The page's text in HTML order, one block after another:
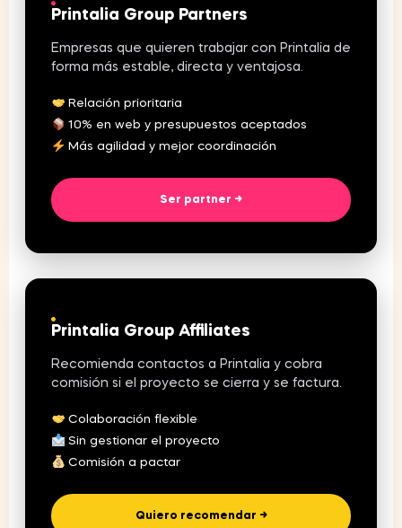
Printalia Group Partners
Empresas que quieren trabajar con Printalia de
forma más estable, directa y ventajosa.
Relación prioritaria
10% en web y presupuestos aceptados
Más agilidad y mejor coordinación
Ser partner →
Printalia Group Affiliates
Recomienda contactos a Printalia y cobra
comisión si el proyecto se cierra y se factura.
Colaboración flexible
Sin gestionar el proyecto
Comisión a pactar
Quiero recomendar →